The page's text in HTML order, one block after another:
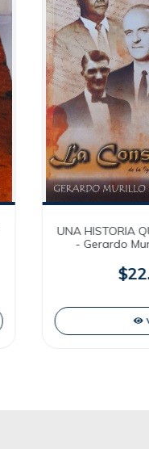
UNA HISTORIA
- Gerardo